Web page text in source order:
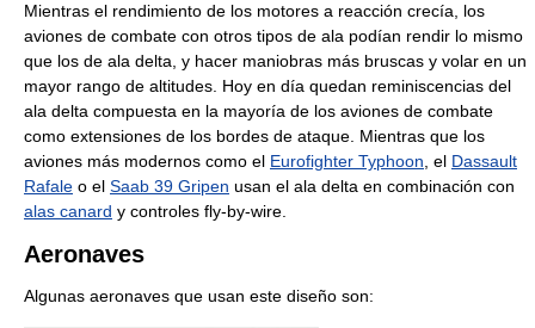
Mientras el rendimiento de los motores a reacción crecía, los
aviones de combate con otros tipos de ala podían rendir lo mismo
que los de ala delta, y hacer maniobras más bruscas y volar en un
mayor rango de altitudes. Hoy en día quedan reminiscencias del
ala delta compuesta en la mayoría de los aviones de combate
como extensiones de los bordes de ataque. Mientras que los
aviones más modernos como el Eurofighter Typhoon, el Dassault
Rafale o el Saab 39 Gripen usan el ala delta en combinación con
alas canard y controles fly-by-wire.
Aeronaves
Algunas aeronaves que usan este diseño son: